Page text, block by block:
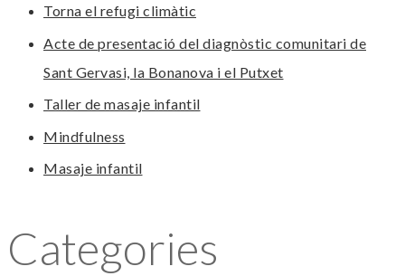
Torna el refugi climàtic
Acte de presentació del diagnòstic comunitari de
Sant Gervasi, la Bonanova i el Putxet
Taller de masaje infantil
Mindfulness
Masaje infantil
Categories